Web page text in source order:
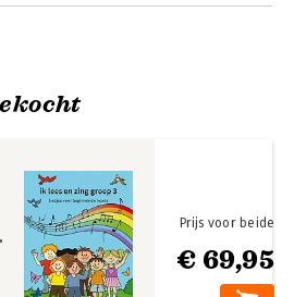
€ 69,95
Prijs voor beide